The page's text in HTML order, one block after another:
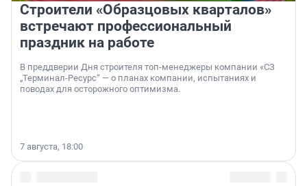
Строители «Образцовых кварталов»
встречают профессиональный
праздник на работе
В преддверии Дня строителя топ-менеджеры компании «СЗ
„Терминал-Ресурс“ — о планах компании, испытаниях и
поводах для осторожного оптимизма.
7 августа, 18:00